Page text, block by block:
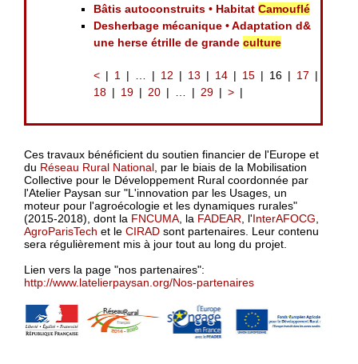
Bâtis autoconstruits • HabitatCamouflé
Desherbage mécanique • Adaptation d&
une herse étrille de grandeculture
< 1 … 12 13 14 15 16
17
18
19 20 … 29 >
Ces travaux bénéficient du soutien financier de l'Europe et
du Réseau Rural National, par le biais de la Mobilisation
Collective pour le Développement Rural coordonnée par
l'Atelier Paysan sur "L'innovation par les Usages, un
moteur pour l'agroécologie et les dynamiques rurales"
(2015-2018), dont la FNCUMA, la FADEAR, l'InterAFOCG,
AgroParisTech et le CIRAD sont partenaires. Leur contenu
sera régulièrement mis à jour tout au long du projet.
Lien vers la page "nos partenaires":
http://www.latelierpaysan.org/Nos-partenaires